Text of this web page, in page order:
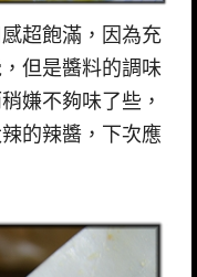
超飽滿，因為充
但是醬料的調味
嫌不夠味了些，
的辣醬，下次應